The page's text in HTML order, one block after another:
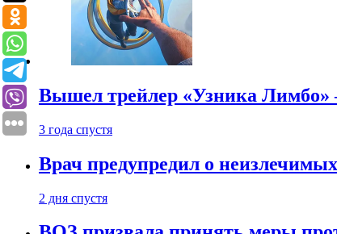
Вышел трейлер «Узника
3 года спустя
Врач предупредил о
2 дня спустя